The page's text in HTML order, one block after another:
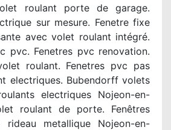
roulant porte de garage.
sur mesure. Fenetre fixe
avec volet roulant intégré.
pvc. Fenetres pvc renovation.
roulant. Fenetres pvc pas
electriques. Bubendorff volets
electriques Nojeon-en-
roulant de porte. Fenêtres
rideau metallique Nojeon-en-